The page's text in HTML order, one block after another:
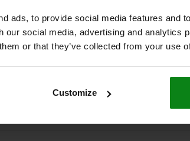
ads, to provide social media features and
our social media, advertising and analytics
or that they’ve collected from your use
Customize